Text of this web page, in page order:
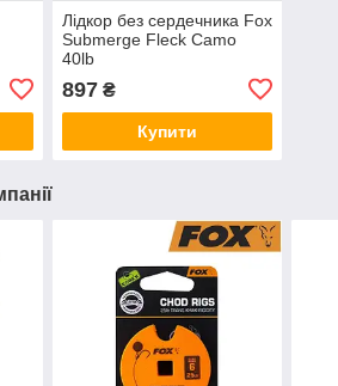
Лідкор без сердечника Fox
Submerge Fleck Camo
40lb
897₴
Купити